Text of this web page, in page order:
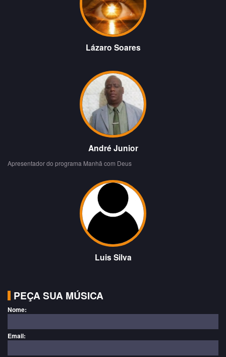
Lázaro Soares
André Junior
Apresentador do programa Manhã com Deus
Luis Silva
PEÇA SUA MÚSICA
Nome:
Email: